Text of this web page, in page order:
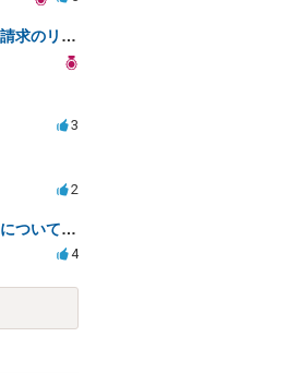
誹謗中傷に該当するかと開示請求のリスクを知りたい
3
2
SNS投稿に関する訴訟リスクについての相談
4